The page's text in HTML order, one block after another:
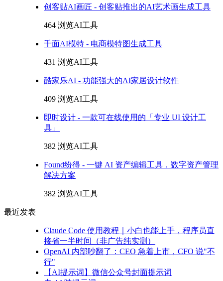
创客贴AI画匠 - 创客贴推出的AI艺术画生成工具
464 浏览AI工具
千面AI模特 - 电商模特图生成工具
431 浏览AI工具
酷家乐AI - 功能强大的AI家居设计软件
409 浏览AI工具
即时设计 - 一款可在线使用的「专业 UI 设计工
具」
382 浏览AI工具
Found纷得 - 一键 AI 资产编辑工具，数字资产管理
解决方案
382 浏览AI工具
最近发表
Claude Code 使用教程｜小白也能上手，程序员直
接省一半时间（非广告纯实测）
OpenAI 内部吵翻了：CEO 急着上市，CFO 说"不
行"
【AI提示词】微信公众号封面提示词